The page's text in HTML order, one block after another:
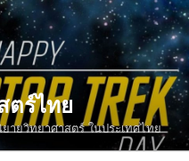
ตร์ไทย
ายวิทยาศาสตร์ ในประเทศไทย